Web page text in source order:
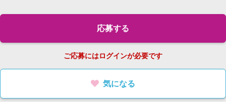
応募する
ご応募にはログインが必要です
気になる